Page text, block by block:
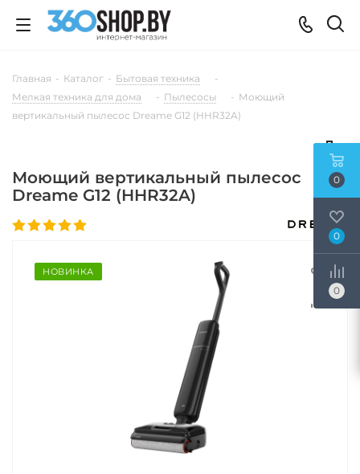
Главная - Каталог - Бытовая техника
-
Мелкая техника для дома
- Пылесосы - Моющий
вертикальный пылесос Dreame G12 (HHR32A)
Моющий вертикальный пылесос
Dreame G12 (HHR32A)
НОВИНКА
0
0
0